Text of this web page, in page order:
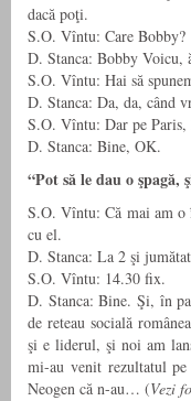
dacă poţi.
S.O. Vîntu: Care Bobby?
D. Stanca: Bobby Voicu,
S.O. Vîntu: Hai să
D. Stanca: Da, da, când
S.O. Vîntu: Dar pe Paris,
D. Stanca: Bine, OK.
“Pot să le dau o şpagă,
S.O. Vîntu: Că mai am o
cu el.
D. Stanca: La 2 şi
S.O. Vîntu: 14.30 fix.
D. Stanca: Bine. Şi, în
de reteau socială
şi e liderul, şi noi am
mi-au venit rezultatul
Neogen că n-au… (Vezi